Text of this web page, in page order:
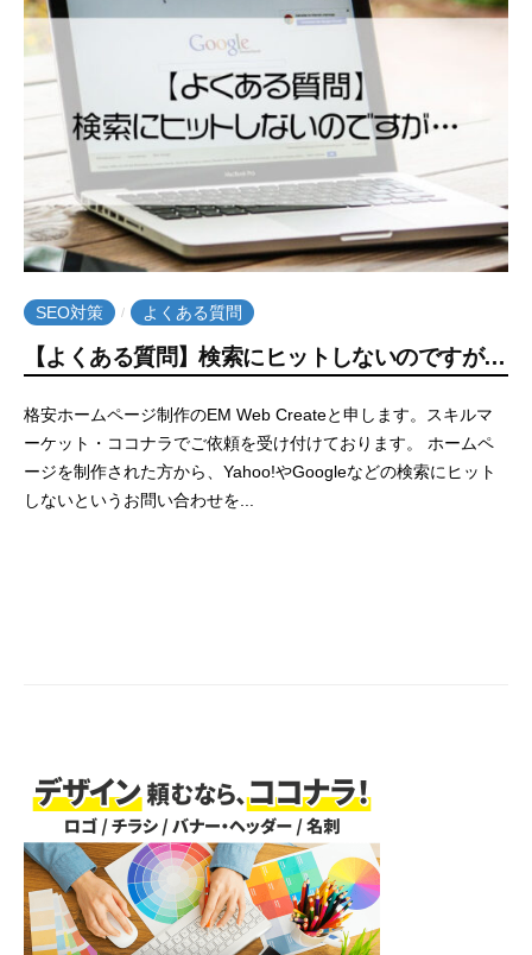
e
t
e
SEO対策 / よくある質問
【よくある質問】検索にヒットしないのですが…
2b
格安ホームページ制作のEM Web Createと申します。スキルマ
ーケット・ココナラでご依頼を受け付けております。 ホームペ
ージを制作された方から、Yahoo!やGoogleなどの検索にヒット
しないというお問い合わせを...